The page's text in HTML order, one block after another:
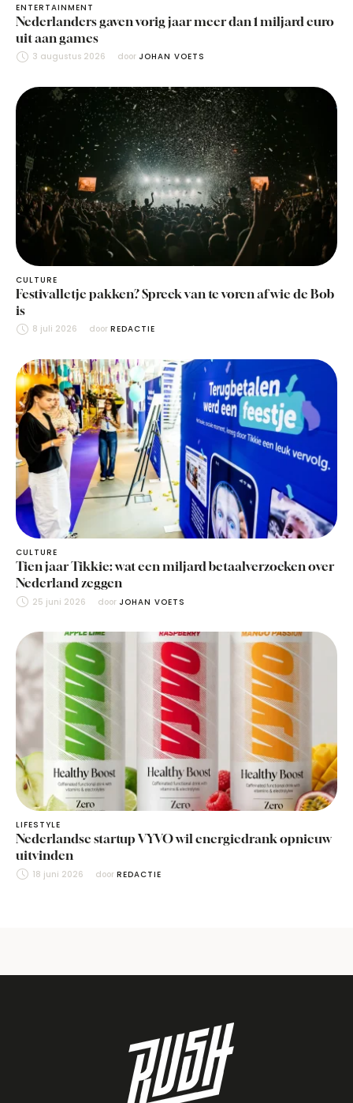
ENTERTAINMENT
Nederlanders gaven vorig jaar meer dan 1 miljard euro
uit aan games
3 augustus 2026 door JOHAN VOETS
CULTURE
Festivalletje pakken? Spreek van te voren af wie de Bob
is
8 juli 2026 door REDACTIE
CULTURE
Tien jaar Tikkie: wat een miljard betaalverzoeken over
Nederland zeggen
25 juni 2026 door JOHAN VOETS
LIFESTYLE
Nederlandse startup VYVO wil energiedrank opnieuw
uitvinden
18 juni 2026 door REDACTIE